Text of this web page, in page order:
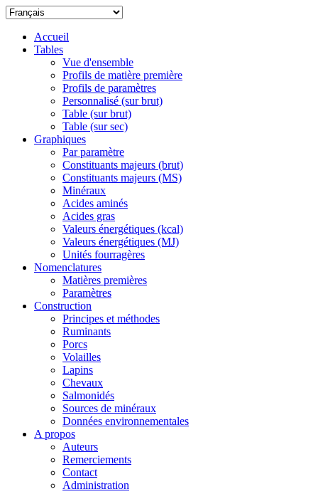
Accueil
Tables
Vue d'ensemble
Profils de matière première
Profils de paramètres
Personnalisé (sur brut)
Table (sur brut)
Table (sur sec)
Graphiques
Par paramètre
Constituants majeurs (brut)
Constituants majeurs (MS)
Minéraux
Acides aminés
Acides gras
Valeurs énergétiques (kcal)
Valeurs énergétiques (MJ)
Unités fourragères
Nomenclatures
Matières premières
Paramètres
Construction
Principes et méthodes
Ruminants
Porcs
Volailles
Lapins
Chevaux
Salmonidés
Sources de minéraux
Données environnementales
A propos
Auteurs
Remerciements
Contact
Administration